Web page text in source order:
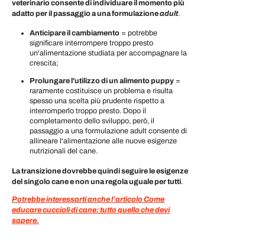
veterinario consente di individuare il momento più
adatto per il passaggio a una formulazioneadult.
Anticipare il cambiamento = potrebbe
significare interrompere troppo presto
un'alimentazione studiata per accompagnare la
crescita;
Prolungare l'utilizzo di un alimento puppy =
raramente costituisce un problema e risulta
spesso una scelta più prudente rispetto a
interromperlo troppo presto. Dopo il
completamento dello sviluppo, però, il
passaggio a una formulazione adult consente di
allineare l'alimentazione alle nuove esigenze
nutrizionali del cane.
La transizione dovrebbe quindi seguire le esigenze
del singolo cane e non una regola uguale per tutti.
Potrebbe interessarti anche l’articolo Come
educare cuccioli di cane: tutto quello che devi
sapere.